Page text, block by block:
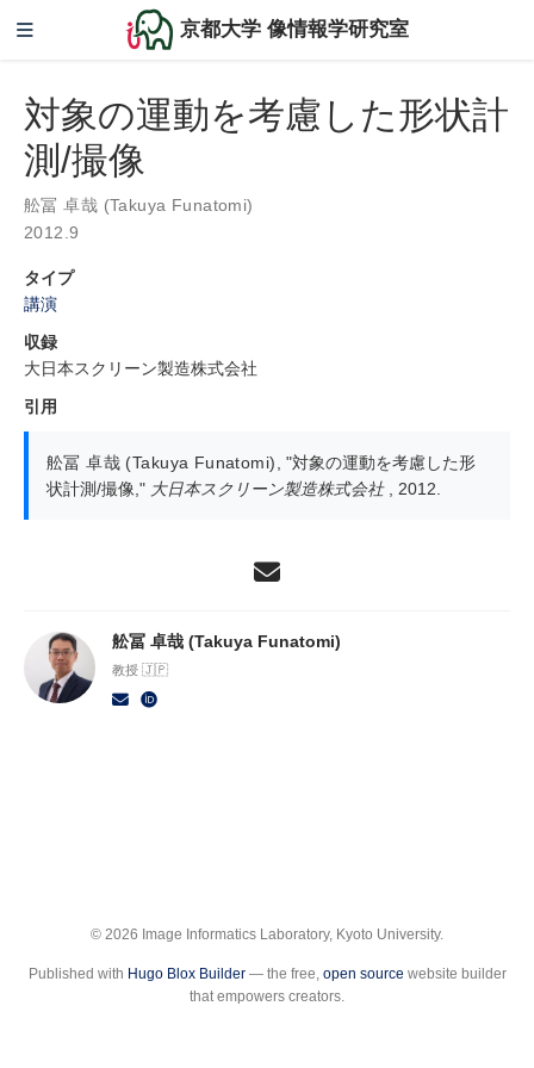
京都大学 像情報学研究室
対象の運動を考慮した形状計
測/撮像
舩冨 卓哉 (Takuya Funatomi)
2012.9
タイプ
講演
収録
大日本スクリーン製造株式会社
引用
舩冨 卓哉 (Takuya Funatomi) ,"対象の運動を考慮した形
状計測/撮像," 大日本スクリーン製造株式会社, 2012.
舩冨 卓哉 (Takuya Funatomi)
教授 🇯🇵
© 2026 Image Informatics Laboratory, Kyoto University.
Published with Hugo Blox Builder— the free, open source website builder
that empowers creators.